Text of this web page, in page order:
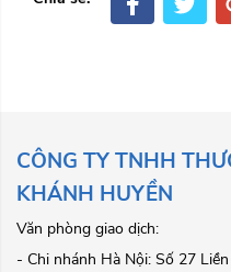
CÔNG TY TNHH
KHÁNH HUYỀN
Văn phòng giao dịch:
- Chi nhánh Hà Nội: Số 27